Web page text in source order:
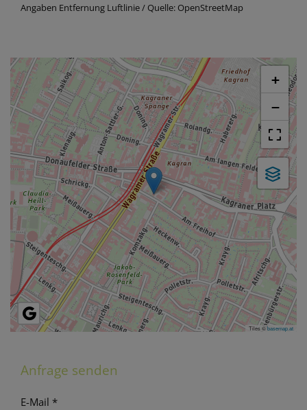
Angaben Entfernung Luftlinie / Quelle: OpenStreetMap
+
−
Tiles ©basemap.at
Anfrage senden
E-Mail